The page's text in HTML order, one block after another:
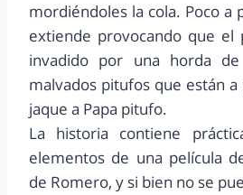
mordiéndoles la cola. Poco a
extiende provocando que el
invadido por una horda
malvados pitufos que están
jaque a Papa pitufo.
La historia contiene
elementos de una película
de Romero, y si bien no se